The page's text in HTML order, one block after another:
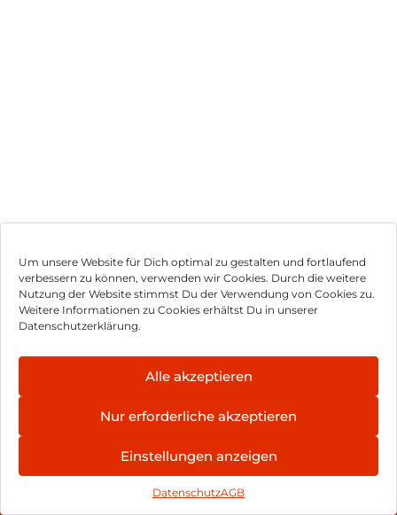
Um unsere Website für Dich optimal zu gestalten und fortlaufend
verbessern zu können, verwenden wir Cookies. Durch die weitere
Nutzung der Website stimmst Du der Verwendung von Cookies zu.
Weitere Informationen zu Cookies erhältst Du in unserer
Datenschutzerklärung.
Alle akzeptieren
Nur erforderliche akzeptieren
Einstellungen anzeigen
DatenschutzAGB
Impressum
Hinweis zur Batterieentsorgung
Newsletter
, Brodos AG – All Rights Reserved.